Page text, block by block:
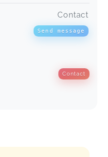
Contact
Send message
Contact